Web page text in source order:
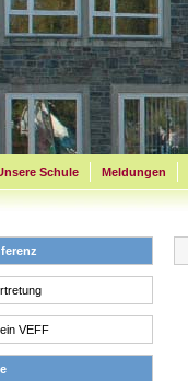
VEFF
Schule Meldungen